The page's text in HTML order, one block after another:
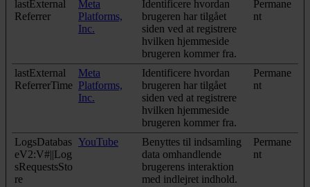
lastExternal
Referrer
Meta
Platforms,
Inc.
Identificere hvordan
brugeren har tilgået
siden ved at registrere
hvilken hjemmeside
brugeren kommer fra.
Permane
nt
lastExternal
ReferrerTime
Meta
Platforms,
Inc.
Identificere hvordan
brugeren har tilgået
siden ved at registrere
hvilken hjemmeside
brugeren kommer fra.
Permane
nt
LogsDatabas
eV2:V#||Log
sRequestsSto
re
YouTube
Benyttes til indsamling
data omhandlende
brugerens interaktion
med indlejret indhold.
Permane
nt